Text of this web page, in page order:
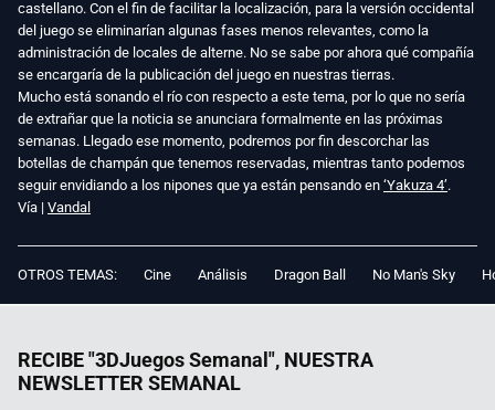
castellano. Con el fin de facilitar la localización, para la versión occidental
del juego se eliminarían algunas fases menos relevantes, como la
administración de locales de alterne. No se sabe por ahora qué compañía
se encargaría de la publicación del juego en nuestras tierras.
Mucho está sonando el río con respecto a este tema, por lo que no sería
de extrañar que la noticia se anunciara formalmente en las próximas
semanas. Llegado ese momento, podremos por fin descorchar las
botellas de champán que tenemos reservadas, mientras tanto podemos
seguir envidiando a los nipones que ya están pensando en ‘Yakuza 4’.
Vía | Vandal
OTROS TEMAS: Cine Análisis Dragon Ball No Man's Sky
RECIBE "3DJuegos Semanal", NUESTRA
NEWSLETTER SEMANAL